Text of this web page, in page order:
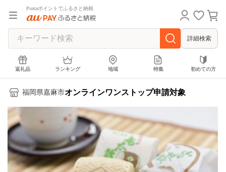
Pontaポイントでふるさと納税
詳細検索
返礼品 ランキング 地域 特集 初めての方
福岡県嘉麻市オンラインワンストップ申請対象